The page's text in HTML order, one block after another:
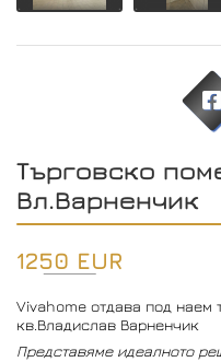
Търговско
Вл.Варненчик
1250 EUR
Vivahome отдава под наем
кв.Владислав Варненчик
Представяме идеалното